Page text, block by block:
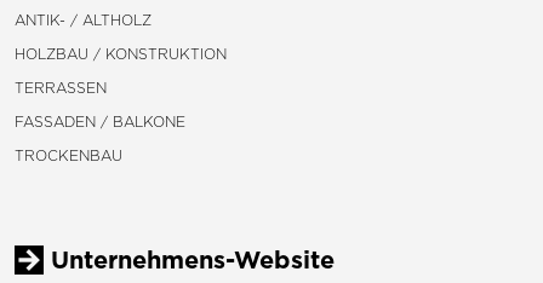
ANTIK- / ALTHOLZ
HOLZBAU / KONSTRUKTION
TERRASSEN
FASSADEN / BALKONE
TROCKENBAU
Unternehmens-Website